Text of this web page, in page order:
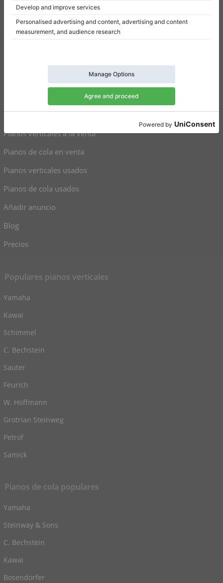
Sobre nosotros
Escribir una reseña
Términos de uso
Configuración de consentimiento
Atajos
Pianos verticales a la venta
Pianos de cola en venta
Pianos verticales usados
Pianos de cola usados
Añadir anuncio
Blog
Precios
Populares pianos verticales
Yamaha
Kawai
Schimmel
C. Bechstein
Sauter
Feurich
W. Hoffmann
Grotrian Steinweg
Petrof
Samick
Pianos de cola populares
Yamaha
Steinway & Sons
C. Bechstein
Kawai
Bosendorfer